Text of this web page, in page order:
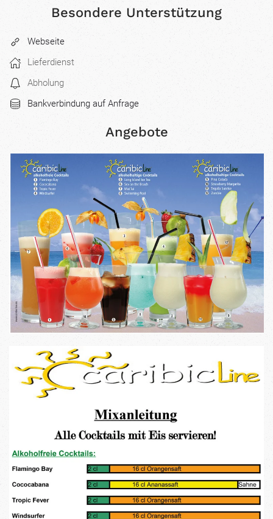
Besondere Unterstützung
Webseite
Lieferdienst
Abholung
Bankverbindung auf Anfrage
Angebote